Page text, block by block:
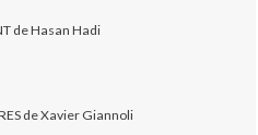
de Hasan Hadi
de Xavier Giannoli